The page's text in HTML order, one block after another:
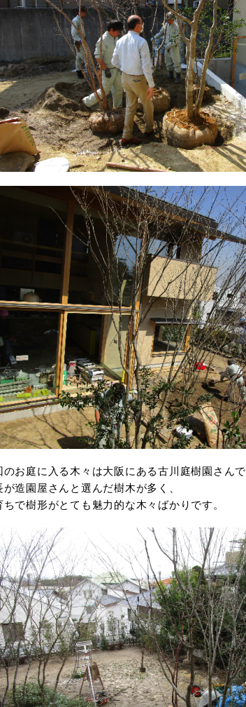
のお庭に入る木々は大阪にある古川庭樹園さんで
が造園屋さんと選んだ樹木が多く、
ちで樹形がとても魅力的な木々ばかりです。